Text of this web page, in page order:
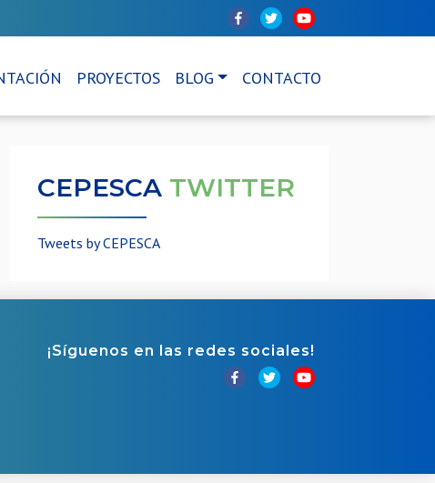
PROYECTOS BLOG CONTACTO
CEPESCA TWITTER
Tweets by CEPESCA
¡Síguenos en las redes sociales!